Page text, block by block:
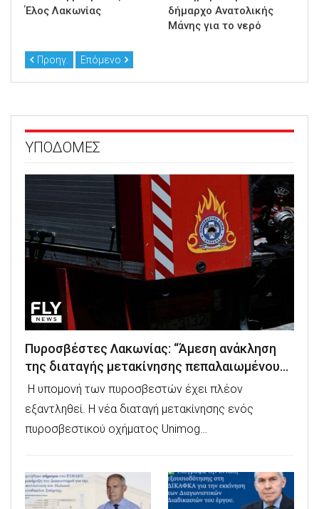
Έλος Λακωνίας
δήμαρχο Ανατολικής
Μάνης για το νερό
Προηγ. Επόμενο
ΥΠΟΔΟΜΕΣ
Πυροσβέστες Λακωνίας: “Άμεση ανάκληση
της διαταγής μετακίνησης πεπαλαιωμένου…
Η υπομονή των πυροσβεστών έχει πλέον
εξαντληθεί. Η νέα διαταγή μετακίνησης ενός
πυροσβεστικού οχήματος Unimog…